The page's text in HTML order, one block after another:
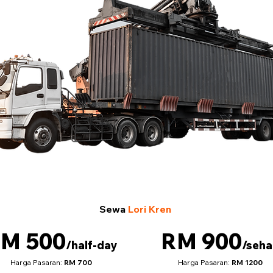
Sewa Lori Kren
RM 900/
Harga Pasaran: RM 1200
500/half-day
Harga Pasaran: RM 700